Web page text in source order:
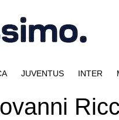
JUVENTUS INTER